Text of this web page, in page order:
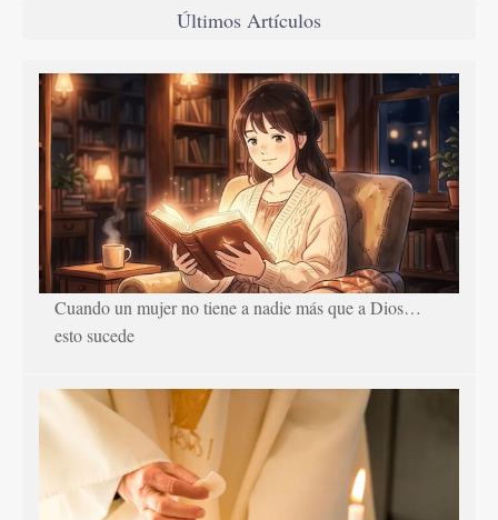
Últimos Artículos
Cuando un mujer no tiene a nadie más que a Dios…
esto sucede